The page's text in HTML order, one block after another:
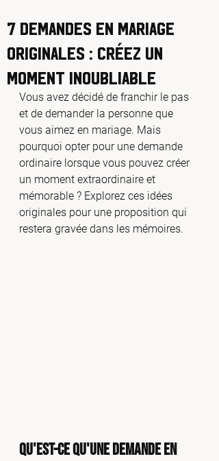
7 Demandes en mariage
originales : créez un
moment inoubliable
Vous avez décidé de franchir le pas
et de demander la personne que
vous aimez en mariage. Mais
pourquoi opter pour une demande
ordinaire lorsque vous pouvez créer
un moment extraordinaire et
mémorable ? Explorez ces idées
originales pour une proposition qui
restera gravée dans les mémoires.
Qu'est-ce qu'une Demande en